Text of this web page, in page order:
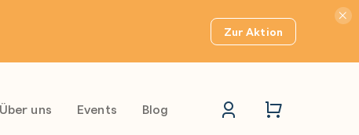
Zur Aktion
Über uns Events Blog